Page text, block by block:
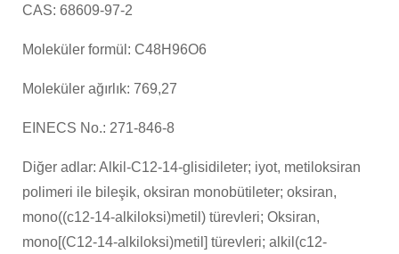
CAS: 68609-97-2
Moleküler formül: C48H96O6
Moleküler ağırlık: 769,27
EINECS No.: 271-846-8
Diğer adlar: Alkil-C12-14-glisidileter; iyot, metiloksiran
polimeri ile bileşik, oksiran monobütileter; oksiran,
mono((c12-14-alkiloksi)metil) türevleri; Oksiran,
mono[(C12-14-alkiloksi)metil] türevleri; alkil(c12-